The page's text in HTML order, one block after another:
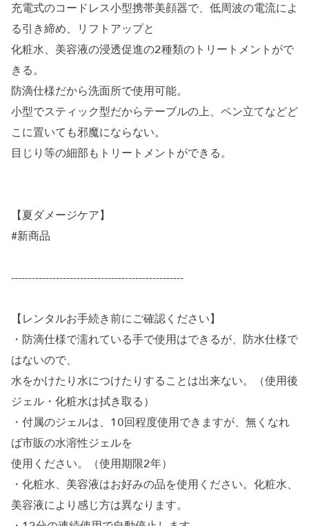
充電式のコードレス小型携帯美顔器で、低周波の電流によ
る引き締め、リフトアップと
化粧水、美容液の浸透促進の2種類のトリートメントがで
きる。
防滴仕様だから洗面所で使用可能。
小型でスティック型だからテーブルの上、ペン立てなどど
こに置いても邪魔にならない。
目じり等の細部もトリートメントができる。
【夏ダメージケア】
#新商品
--------------------------------------------------
【レンタルお手続き前にご確認ください】
・防滴仕様で濡れている手で使用はできるが、防水仕様で
はないので、
水をかけたり水につけたりすることは出来ない。（使用後
ジェル・化粧水は拭き取る）
・付属のジェルは、10回程度使用できますが、無くなれ
ば市販の水溶性ジェルを
使用ください。（使用期限2年）
・化粧水、美容液はお好みの品を使用ください。化粧水、
美容液により感じ方は異なります。